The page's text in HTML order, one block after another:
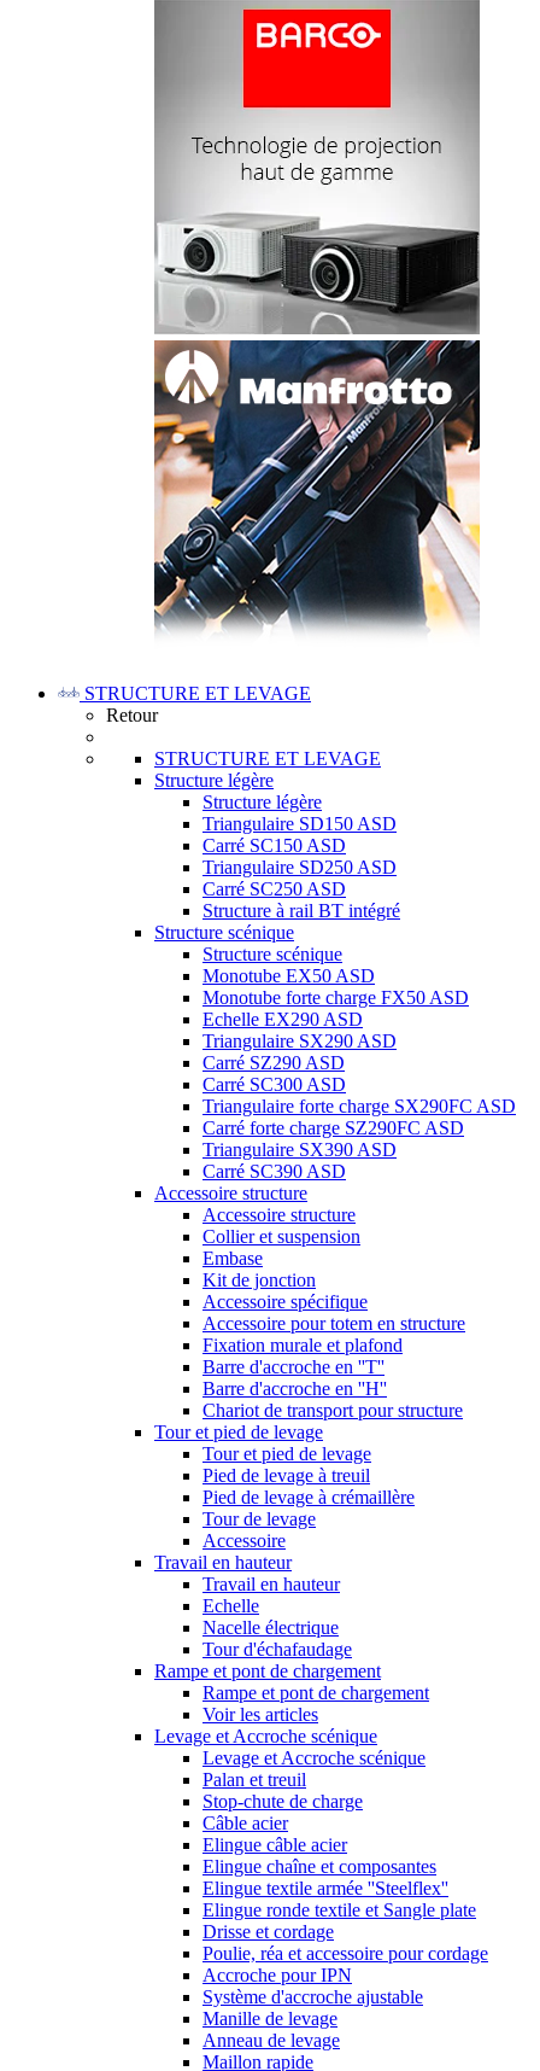
STRUCTURE ET LEVAGE
Retour
STRUCTURE ET LEVAGE
Structure légère
Structure légère
Triangulaire SD150 ASD
Carré SC150 ASD
Triangulaire SD250 ASD
Carré SC250 ASD
Structure à rail BT intégré
Structure scénique
Structure scénique
Monotube EX50 ASD
Monotube forte charge FX50 ASD
Echelle EX290 ASD
Triangulaire SX290 ASD
Carré SZ290 ASD
Carré SC300 ASD
Triangulaire forte charge SX290FC ASD
Carré forte charge SZ290FC ASD
Triangulaire SX390 ASD
Carré SC390 ASD
Accessoire structure
Accessoire structure
Collier et suspension
Embase
Kit de jonction
Accessoire spécifique
Accessoire pour totem en structure
Fixation murale et plafond
Barre d'accroche en ''T''
Barre d'accroche en ''H''
Chariot de transport pour structure
Tour et pied de levage
Tour et pied de levage
Pied de levage à treuil
Pied de levage à crémaillère
Tour de levage
Accessoire
Travail en hauteur
Travail en hauteur
Echelle
Nacelle électrique
Tour d'échafaudage
Rampe et pont de chargement
Rampe et pont de chargement
Voir les articles
Levage et Accroche scénique
Levage et Accroche scénique
Palan et treuil
Stop-chute de charge
Câble acier
Elingue câble acier
Elingue chaîne et composantes
Elingue textile armée ''Steelflex''
Elingue ronde textile et Sangle plate
Drisse et cordage
Poulie, réa et accessoire pour cordage
Accroche pour IPN
Système d'accroche ajustable
Manille de levage
Anneau de levage
Maillon rapide